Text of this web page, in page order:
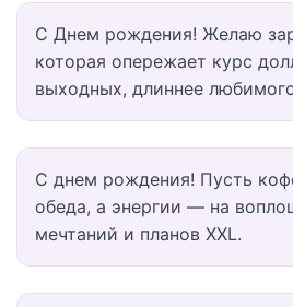
С Днем рождения! Желаю
которая опережает курс
выходных, длиннее
С днем рождения! Пусть
обеда, а энергии — на
мечтаний и планов XXL.